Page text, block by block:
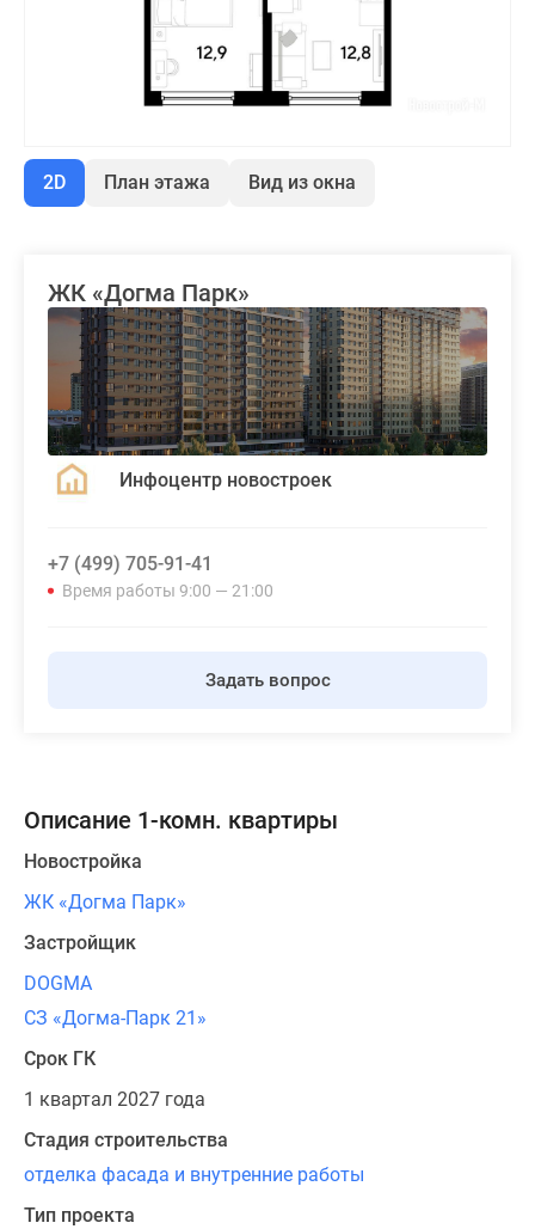
2D План этажа Вид из окна
ЖК «Догма Парк»
Инфоцентр новостроек
+7 (499) 705-91-41
Время работы 9:00 — 21:00
Задать вопрос
Описание 1-комн. квартиры
Новостройка
ЖК «Догма Парк»
Застройщик
DOGMA
СЗ «Догма-Парк 21»
Срок ГК
1 квартал 2027 года
Стадия строительства
отделка фасада и внутренние работы
Тип проекта